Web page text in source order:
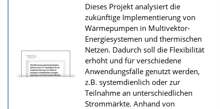
u
r
P
u
b
l
i
k
Dieses Projekt analysiert die
zukünftige Implementierung von
Wärmepumpen in Multivektor-
Energiesystemen und thermischen
Netzen. Dadurch soll die Flexibilität
erhöht und für verschiedene
Anwendungsfälle genutzt werden,
z.B. systemdienlich oder zur
Teilnahme an unterschiedlichen
Strommärkte. Anhand von